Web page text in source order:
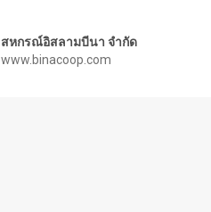
สหกรณ์อิสลามบีนา จำกัด
www.binacoop.com